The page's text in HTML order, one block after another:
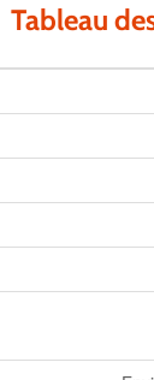
Tableau